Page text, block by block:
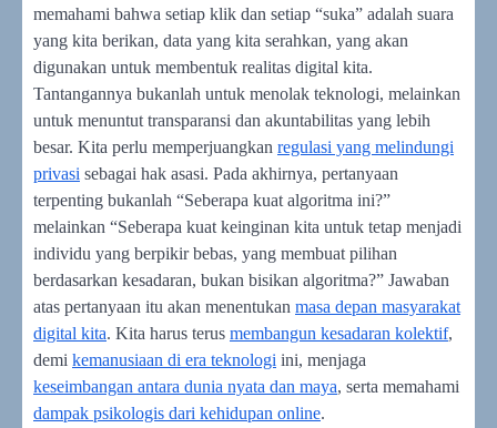
memahami bahwa setiap klik dan setiap “suka” adalah suara
yang kita berikan, data yang kita serahkan, yang akan
digunakan untuk membentuk realitas digital kita.
Tantangannya bukanlah untuk menolak teknologi, melainkan
untuk menuntut transparansi dan akuntabilitas yang lebih
besar. Kita perlu memperjuangkan regulasi yang melindungi
privasi sebagai hak asasi. Pada akhirnya, pertanyaan
terpenting bukanlah “Seberapa kuat algoritma ini?”
melainkan “Seberapa kuat keinginan kita untuk tetap menjadi
individu yang berpikir bebas, yang membuat pilihan
berdasarkan kesadaran, bukan bisikan algoritma?” Jawaban
atas pertanyaan itu akan menentukan masa depan masyarakat
digital kita. Kita harus terus membangun kesadaran kolektif,
demi kemanusiaan di era teknologi ini, menjaga
keseimbangan antara dunia nyata dan maya, serta memahami
dampak psikologis dari kehidupan online.